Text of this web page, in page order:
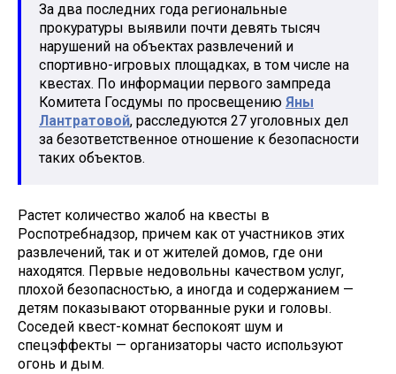
За два последних года региональные
прокуратуры выявили почти девять тысяч
нарушений на объектах развлечений и
спортивно-игровых площадках, в том числе на
квестах. По информации первого зампреда
Комитета Госдумы по просвещению Яны
Лантратовой, расследуются 27 уголовных дел
за безответственное отношение к безопасности
таких объектов.
Растет количество жалоб на квесты в
Роспотребнадзор, причем как от участников этих
развлечений, так и от жителей домов, где они
находятся. Первые недовольны качеством услуг,
плохой безопасностью, а иногда и содержанием —
детям показывают оторванные руки и головы.
Соседей квест-комнат беспокоят шум и
спецэффекты — организаторы часто используют
огонь и дым.